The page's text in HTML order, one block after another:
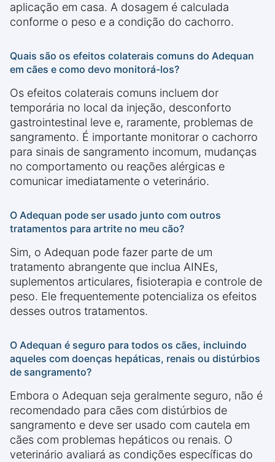
aplicação em casa. A dosagem é calculada
conforme o peso e a condição do cachorro.
Quais são os efeitos colaterais comuns do Adequan
em cães e como devo monitorá-los?
Os efeitos colaterais comuns incluem dor
temporária no local da injeção, desconforto
gastrointestinal leve e, raramente, problemas de
sangramento. É importante monitorar o cachorro
para sinais de sangramento incomum, mudanças
no comportamento ou reações alérgicas e
comunicar imediatamente o veterinário.
O Adequan pode ser usado junto com outros
tratamentos para artrite no meu cão?
Sim, o Adequan pode fazer parte de um
tratamento abrangente que inclua AINEs,
suplementos articulares, fisioterapia e controle de
peso. Ele frequentemente potencializa os efeitos
desses outros tratamentos.
O Adequan é seguro para todos os cães, incluindo
aqueles com doenças hepáticas, renais ou distúrbios
de sangramento?
Embora o Adequan seja geralmente seguro, não é
recomendado para cães com distúrbios de
sangramento e deve ser usado com cautela em
cães com problemas hepáticos ou renais. O
veterinário avaliará as condições específicas do